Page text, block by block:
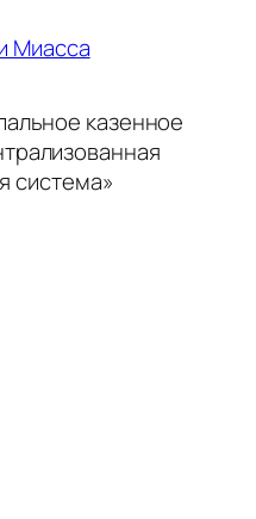
Миасса
казенное
система»